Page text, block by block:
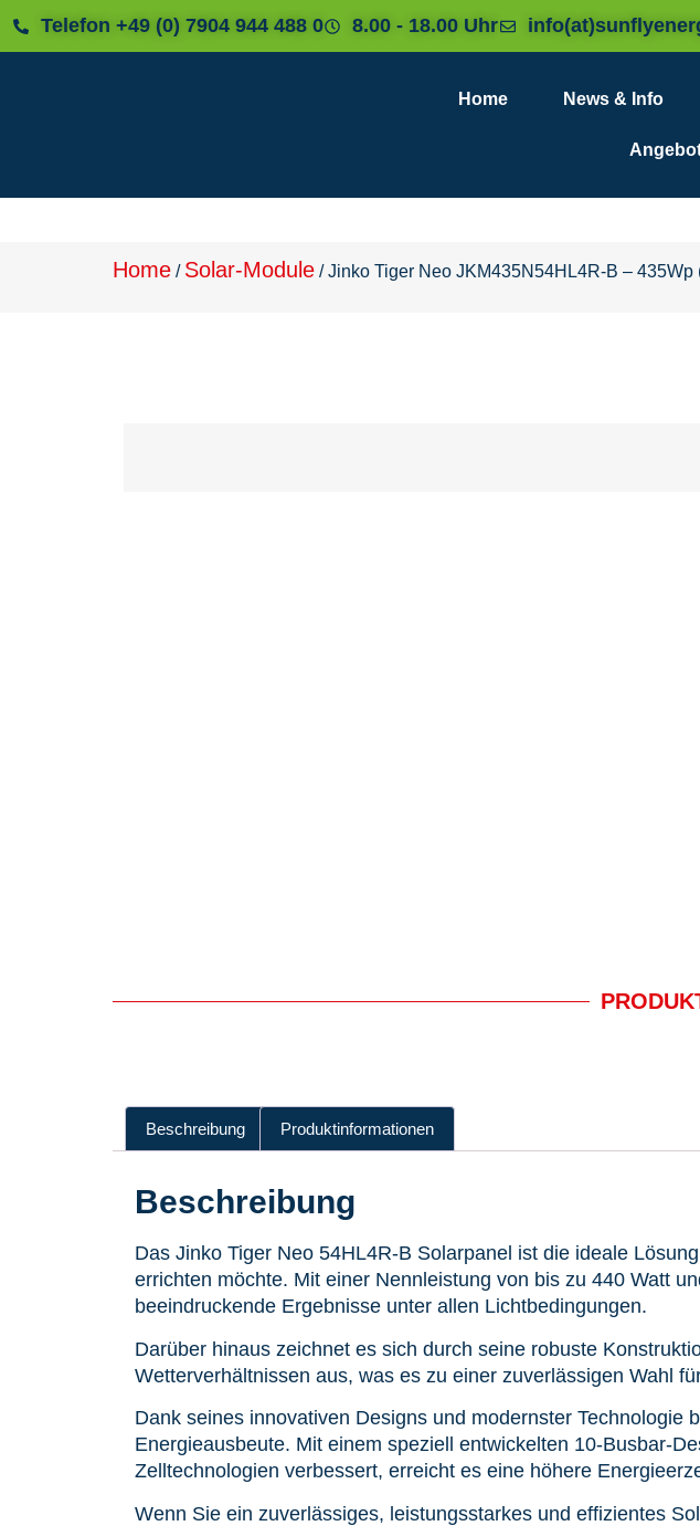
Telefon +49 (0) 7904 944 488 0 8.00 - 18.00 Uhr
Home News & Info
Home / Solar-Module /Jinko Tiger Neo JKM435N54HL4R-B – 435Wp
Beschreibung Produktinformationen
Beschreibung
Das Jinko Tiger Neo 54HL4R-B Solarpanel ist die ideale
errichten möchte. Mit einer Nennleistung von bis zu 440 Watt
beeindruckende Ergebnisse unter allen Lichtbedingungen.
Darüber hinaus zeichnet es sich durch seine robuste
Wetterverhältnissen aus, was es zu einer zuverlässigen Wahl
Dank seines innovativen Designs und modernster
Energieausbeute. Mit einem speziell entwickelten 10-Busbar-
Zelltechnologien verbessert, erreicht es eine höhere
Wenn Sie ein zuverlässiges, leistungsstarkes und effizientes